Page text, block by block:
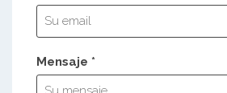
Mensaje *